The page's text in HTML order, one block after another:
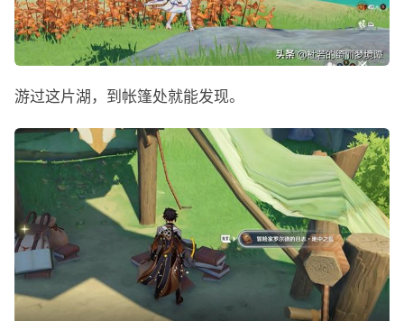
游过这片湖，到帐篷处就能发现。